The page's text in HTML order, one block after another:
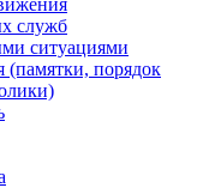
служб
ситуациями
(памятки, порядок